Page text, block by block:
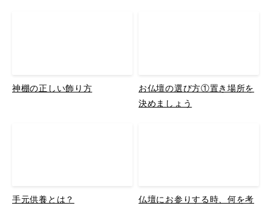
神棚の正しい飾り方
お仏壇の選び方①置き場所を
決めましょう
手元供養とは？
仏壇にお参りする時、何を考